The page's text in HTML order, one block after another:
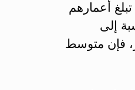
أعمارهم
وبالنسبة إلى
71 عاما أو أكثر، فإن متوسط